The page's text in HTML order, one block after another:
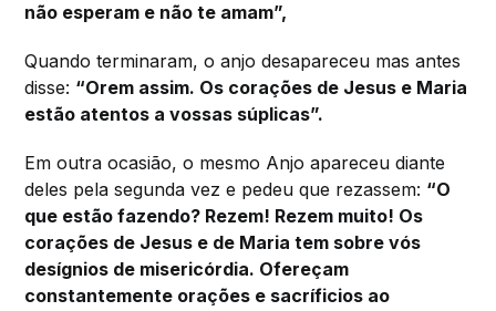
não esperam e não te amam”,
Quando terminaram, o anjo desapareceu mas antes
disse: “Orem assim. Os corações de Jesus e Maria
estão atentos a vossas súplicas”.
Em outra ocasião, o mesmo Anjo apareceu diante
deles pela segunda vez e pedeu que rezassem: “O
que estão fazendo? Rezem! Rezem muito! Os
corações de Jesus e de Maria tem sobre vós
desígnios de misericórdia. Ofereçam
constantemente orações e sacríficios ao